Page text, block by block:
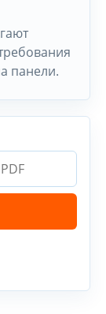
панели.